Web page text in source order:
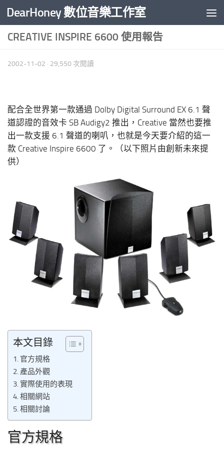
Skip to content
DearHoney 數位音樂工作室
CREATIVE INSPIRE 6600 使用報告
2002-11-02 · 29,550 次閱讀
配合全世界第一款通過 Dolby Digital Surround EX 6.1 聲
道認證的音效卡 SB Audigy2 推出，Creative 當然也要推
出一款支援 6.1 聲道的喇叭，也就是今天要介紹的這一
款 Creative Inspire 6600 了。（以下照片由創新未來提
供）
本文目錄
官方規格
產品外觀
實際使用的表現
相關網站
相關討論
官方規格